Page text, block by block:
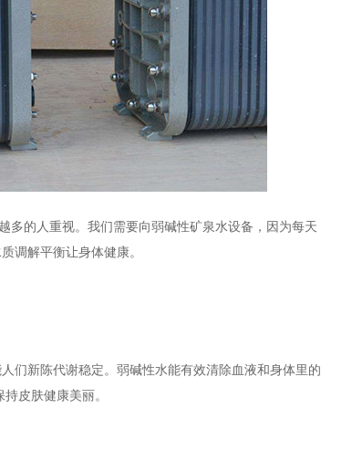
多的人重视。我们需要向弱碱性矿泉水设备，因为每天
调解平衡让身体健康。
们新陈代谢稳定。弱碱性水能有效清除血液和身体里的
皮肤健康美丽。